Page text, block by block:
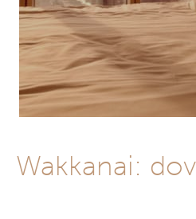
Wakkanai: